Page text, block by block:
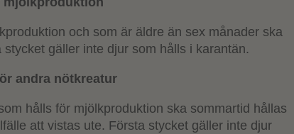
och som är äldre än sex månader ska
gäller inte djur som hålls i karantän.
andra nötkreatur
hålls för mjölkproduktion ska sommartid hållas
att vistas ute. Första stycket gäller inte djur